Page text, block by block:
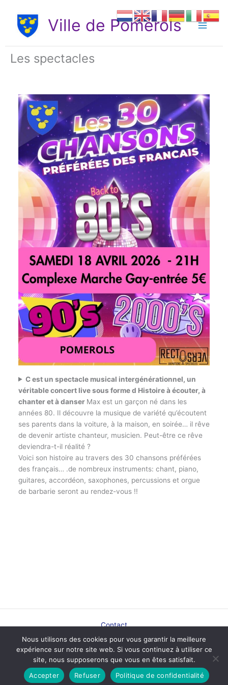
contenu
Ville de Pomérols
Les spectacles
C est un spectacle musical intergénérationnel, un
véritable concert live sous forme d Histoire à écouter, à
chanter et à danser Max est un garçon né dans les
années 80. Il découvre la musique de variété qu’écoutent
ses parents dans la voiture, à la maison, en soirée… il rêve
de devenir artiste chanteur, musicien. Peut-être ce rêve
deviendra-t-il réalité ?
Voici son histoire au travers des 30 chansons préférées
des français… .de nombreux instruments: chant, piano,
guitares, accordéon, saxophones, percussions et orgue
de barbarie seront au rendez-vous !!
Contact
Plan du site
Mentions légales
Politique de confidentialité
Plan de ville
Nous utilisons des cookies pour vous garantir la meilleure
expérience sur notre site web. Si vous continuez à utiliser ce
site, nous supposerons que vous en êtes satisfait.
Accepter
Refuser Politique de confidentialité